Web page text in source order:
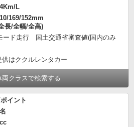
L
169/152mm
長/全幅/全高)
ード走行 国土交通省審査値(国内のみ
供はククルレンタカー
両クラスで検索する
イント